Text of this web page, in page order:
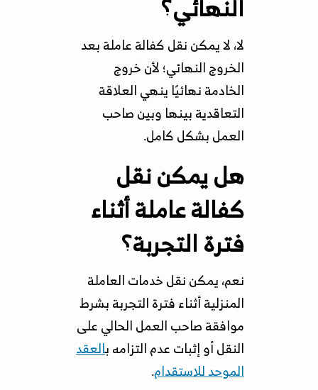
لا، لا يمكن نقل كفالة عاملة بعد
الخروج النهائي؛ لأن خروج
الخادمة نهائيًا ينهي العلاقة
التعاقدية بينها وبين صاحب
العمل بشكل كامل.
هل يمكن نقل
كفالة عاملة أثناء
فترة التجربة؟
نعم، يمكن نقل خدمات العاملة
المنزلية أثناء فترة التجربة بشرط
موافقة صاحب العمل الحالي على
النقل أو إثبات عدم التزامه بالعقد
الموحد للاستقدام.